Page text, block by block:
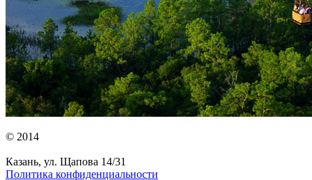
© 2014
Казань, ул. Щапова 14/31
Политика конфиденциальности